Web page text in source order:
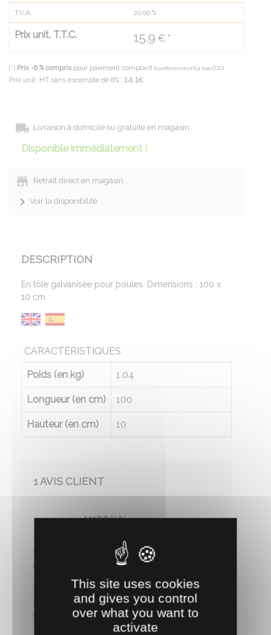
T.V.A. 20.00 %
Prix unit. T.T.C. 15.9 € *
(*) Prix -6 % compris pour paiement comptant (conformément à nos CGV)
Prix unit. HT sans escompte de 6% : 14.1€
Livraison à domicile ou gratuite en magasin
Disponible immédiatement !
Retrait direct en magasin
Voir la disponibilité
DESCRIPTION
En tôle galvanisée pour poules. Dimensions : 100 x
10 cm.
CARACTÉRISTIQUES
Poids (en kg) 1.04
Longueur (en cm) 100
Hauteur (en cm) 10
1 AVIS CLIENT
MARGAUX -Le 20/10/2022
Je ne recommande pas du tout ce produit. Il
n'est pas du tout adapté pour des individus
adultes, lourds. Pour des individus jusqu'à 8
semaines max mais pas plus. Ensuite les pieds
se plient très facilement, les points de soudure
ne tiennent pas, etc. Bref, pas adapté à un
élevage.
This site uses cookies
and gives you control
over what you want to
activate